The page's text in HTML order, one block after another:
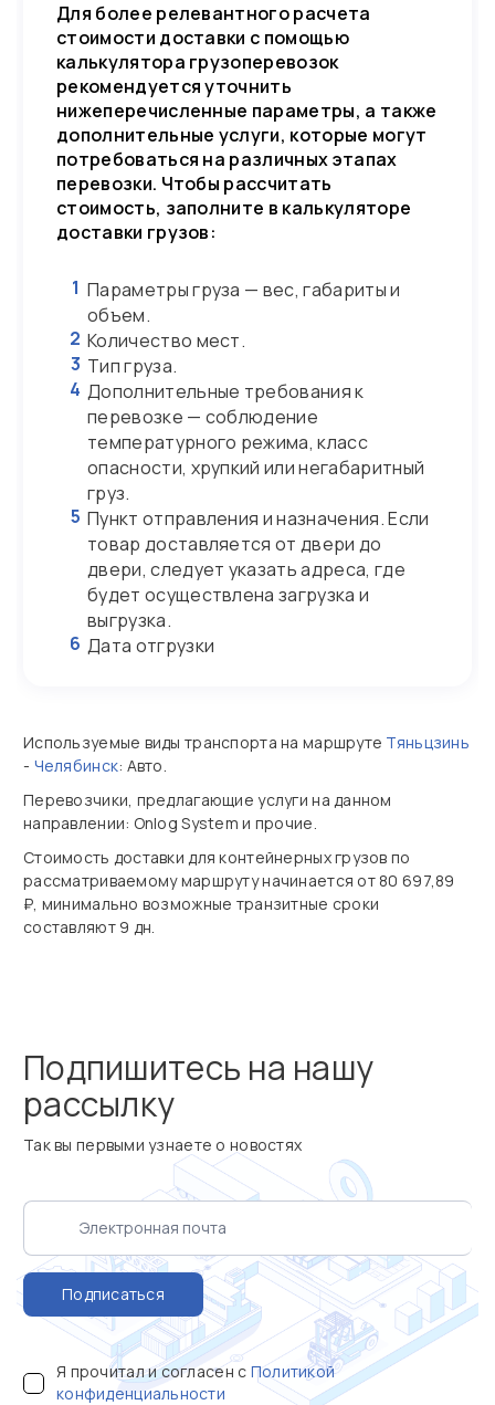
Для более релевантного расчета
стоимости доставки с помощью
калькулятора грузоперевозок
рекомендуется уточнить
нижеперечисленные параметры, а также
дополнительные услуги, которые могут
потребоваться на различных этапах
перевозки. Чтобы рассчитать
стоимость, заполните в калькуляторе
доставки грузов:
1 Параметры груза — вес, габариты и
объем.
2 Количество мест.
3 Тип груза.
4 Дополнительные требования к
перевозке — соблюдение
температурного режима, класс
опасности, хрупкий или негабаритный
груз.
5 Пункт отправления и назначения. Если
товар доставляется от двери до
двери, следует указать адреса, где
будет осуществлена загрузка и
выгрузка.
6 Дата отгрузки
Используемые виды транспорта на маршруте Тяньцзинь
- Челябинск: Авто.
Перевозчики, предлагающие услуги на данном
направлении: Onlog System и прочие.
Стоимость доставки для контейнерных грузов по
рассматриваемому маршруту начинается от 80 697,89
₽, минимально возможные транзитные сроки
составляют 9 дн.
Подпишитесь на нашу
рассылку
Так вы первыми узнаете о новостях
Подписаться
Я прочитал и согласен с Политикой
конфиденциальности